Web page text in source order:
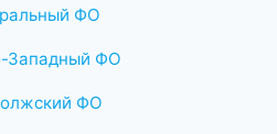
ФО
Западный ФО
ФО